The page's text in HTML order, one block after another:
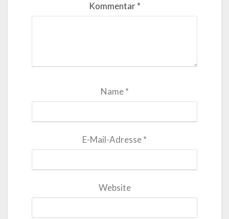
Kommentar*
Name*
E-Mail-Adresse*
Website